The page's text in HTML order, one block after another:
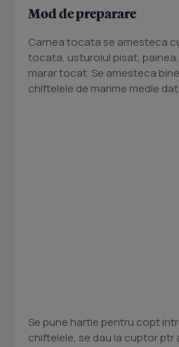
Mod de preparare
Carnea tocata se amesteca
tocata, usturoiul pisat,
marar tocat. Se amesteca
chiftelele de marime medie
Se pune hartie pentru copt
chiftelele, se dau la cuptor ptr